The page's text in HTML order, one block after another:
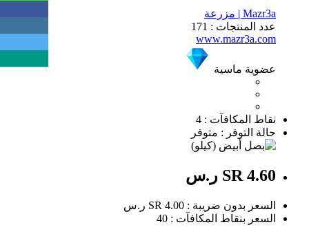
Mazr3a | مزرعة
عدد المنتجات : 171
www.mazr3a.com
عضوية ماسية
نقاط المكافآت : 4
حالة التوفر : متوفر
SR 4.60 ر.س
السعر بدون ضريبة : SR 4.00 ر.س
السعر بنقاط المكافآت : 40